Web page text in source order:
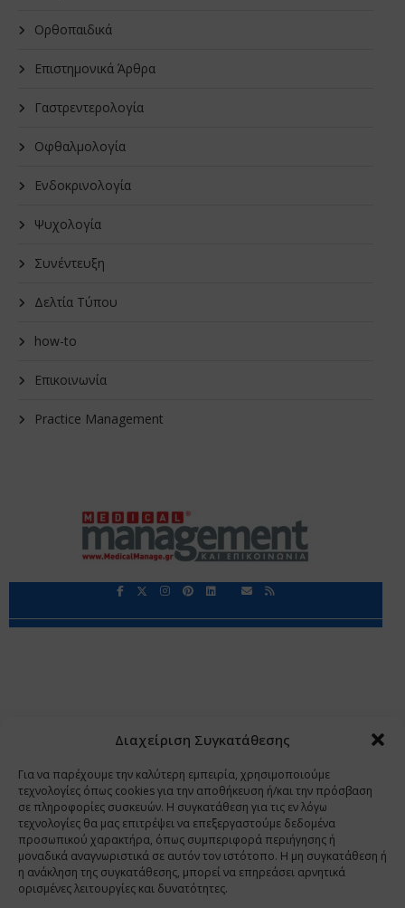
Διαχείριση Συγκατάθεσης
Για να παρέχουμε την καλύτερη εμπειρία, χρησιμοποιούμε
τεχνολογίες όπως cookies για την αποθήκευση ή/και την πρόσβαση
σε πληροφορίες συσκευών. Η συγκατάθεση για τις εν λόγω
τεχνολογίες θα μας επιτρέψει να επεξεργαστούμε δεδομένα
προσωπικού χαρακτήρα, όπως συμπεριφορά περιήγησης ή
μοναδικά αναγνωριστικά σε αυτόν τον ιστότοπο. Η μη συγκατάθεση ή
η ανάκληση της συγκατάθεσης, μπορεί να επηρεάσει αρνητικά
ορισμένες λειτουργίες και δυνατότητες.
Oρθοπαιδικά
Επιστημονικά Άρθρα
Γαστρεντερολογία
Οφθαλμολογία
Ενδοκρινολογία
Ψυχολογία
Συνέντευξη
Δελτία Τύπου
how-to
Επικοινωνία
Practice Management
Copyright 2009 - 2026 © Χαραμή Α.Ε.
www.PharmaManage.gr • www.HealthExpo.gr • www.YO.gr
•
www.GreekShares.com • www.eLearning-
PharmaManage.gr • www.Charami-SA.gr